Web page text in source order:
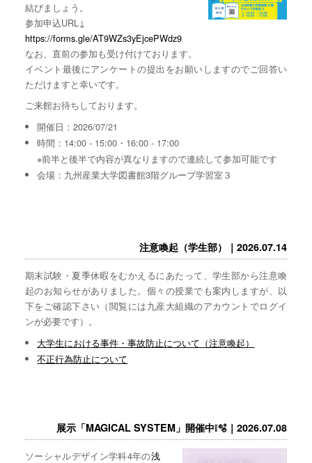
結びましょう。
参加申込URL↓
https://forms.gle/AT9WZs3yEjcePWdz9
なお、直前の参加も受け付けております。
イベント最後にアンケートの提出をお願いしますのでご回答い
ただけますと幸いです。
ご来館お待ちしております。
開催日：2026/07/21
時間：14:00 - 15:00・16:00 - 17:00
※前半と後半で内容が異なりますので連続して参加可能です
会場：九州産業大学図書館3階グループ学習室３
注意喚起（学生部）｜2026.07.14
期末試験・夏季休暇をむかえるにあたって、学生部から注意喚
起のお知らせがありました。個々の授業でも案内しますが、以
下をご確認下さい（閲覧には九産大組織のアカウントでログイ
ンが必要です）。
大学生における事件・事故防止について（注意喚起）
不正行為防止について
展示「MAGICAL SYSTEM」開催中❕🫧｜2026.07.08
ソーシャルデザイン学科4年の浅